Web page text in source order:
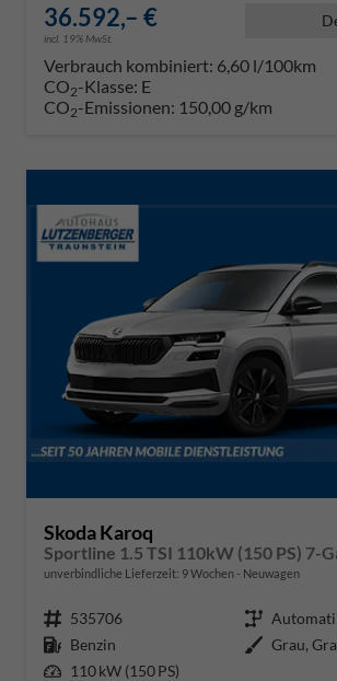
36.592,– €
incl. 19% MwSt.
Verbrauch kombiniert: 6,60 l/100km
CO2-Klasse: E
CO2-Emissionen: 150,00 g/km
Skoda Karoq
Sportline 1.5 TSI 110kW (150 PS) 7-
unverbindliche Lieferzeit: 9 Wochen Neuwagen
Fahrzeugnr. 535706 Getriebe
Kraftstoff Benzin Außenfarbe Grau,
Leistung 110 kW (150 PS)